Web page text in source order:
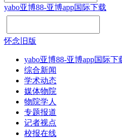
yabo亚博88-亚博app国际下载
怀念旧版
yabo亚博88-亚博app国际下
综合新闻
学术动态
媒体物院
物院学人
专题报道
记者视点
校报在线